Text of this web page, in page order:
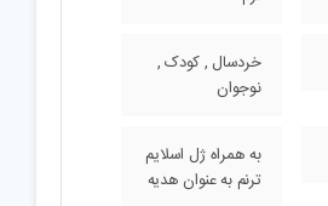
خردسال , کودک ,
نوجوان
به همراه ژل اسلایم
ترنم به عنوان هدیه